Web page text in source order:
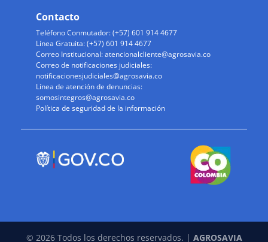
Contacto
Teléfono Conmutador: (+57) 601 914 4677
Línea Gratuita: (+57) 601 914 4677
Correo Institucional:atencionalcliente@agrosavia.co
Correo de notificaciones judiciales:
notificacionesjudiciales@agrosavia.co
Línea de atención de denuncias:
somosintegros@agrosavia.co
Política de seguridad de la información
© 2026 Todos los derechos reservados. | AGROSAVIA